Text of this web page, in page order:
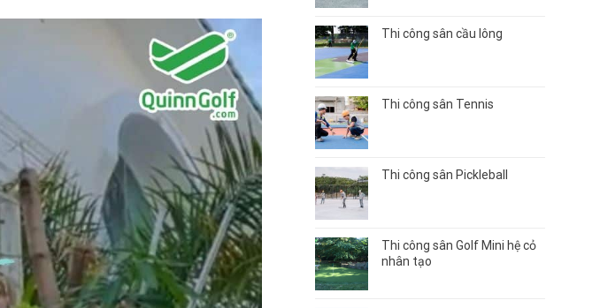
Thi công sân cầu lông
Thi công sân Tennis
Thi công sân Pickleball
Thi công sân Golf Mini hệ cỏ
nhân tạo